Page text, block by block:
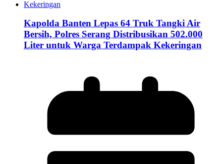
Kapolda Banten Lepas 64 Truk Tangki Air
Bersih, Polres Serang Distribusikan 502.000
Liter untuk Warga Terdampak Kekeringan